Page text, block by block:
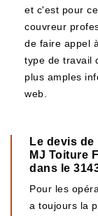
et c'est pour
couvreur
de faire appel
type de travail
plus amples
web.
Le devis
MJ Toiture
dans le
Pour les
a toujours la